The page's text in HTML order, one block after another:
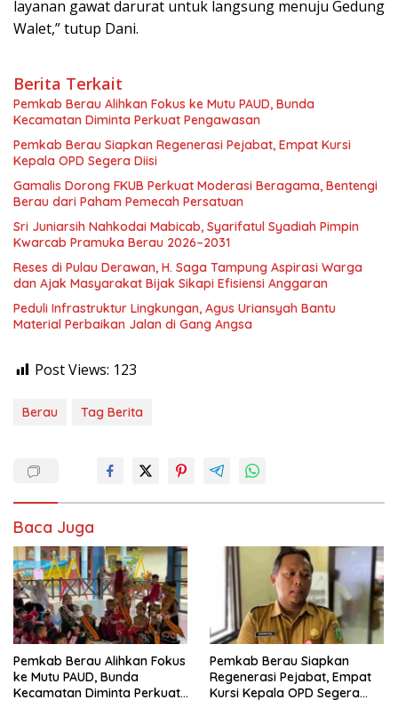
layanan gawat darurat untuk langsung menuju Gedung
Walet,” tutup Dani.
Berita Terkait
Pemkab Berau Alihkan Fokus ke Mutu PAUD, Bunda
Kecamatan Diminta Perkuat Pengawasan
Pemkab Berau Siapkan Regenerasi Pejabat, Empat Kursi
Kepala OPD Segera Diisi
Gamalis Dorong FKUB Perkuat Moderasi Beragama, Bentengi
Berau dari Paham Pemecah Persatuan
Sri Juniarsih Nahkodai Mabicab, Syarifatul Syadiah Pimpin
Kwarcab Pramuka Berau 2026–2031
Reses di Pulau Derawan, H. Saga Tampung Aspirasi Warga
dan Ajak Masyarakat Bijak Sikapi Efisiensi Anggaran
Peduli Infrastruktur Lingkungan, Agus Uriansyah Bantu
Material Perbaikan Jalan di Gang Angsa
Post Views: 123
Berau Tag Berita
Baca Juga
Pemkab Berau Alihkan Fokus
ke Mutu PAUD, Bunda
Kecamatan Diminta Perkuat
Pemkab Berau Siapkan
Regenerasi Pejabat, Empat
Kursi Kepala OPD Segera